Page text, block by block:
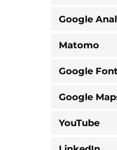
Google
Matomo
Google
Google
YouTube